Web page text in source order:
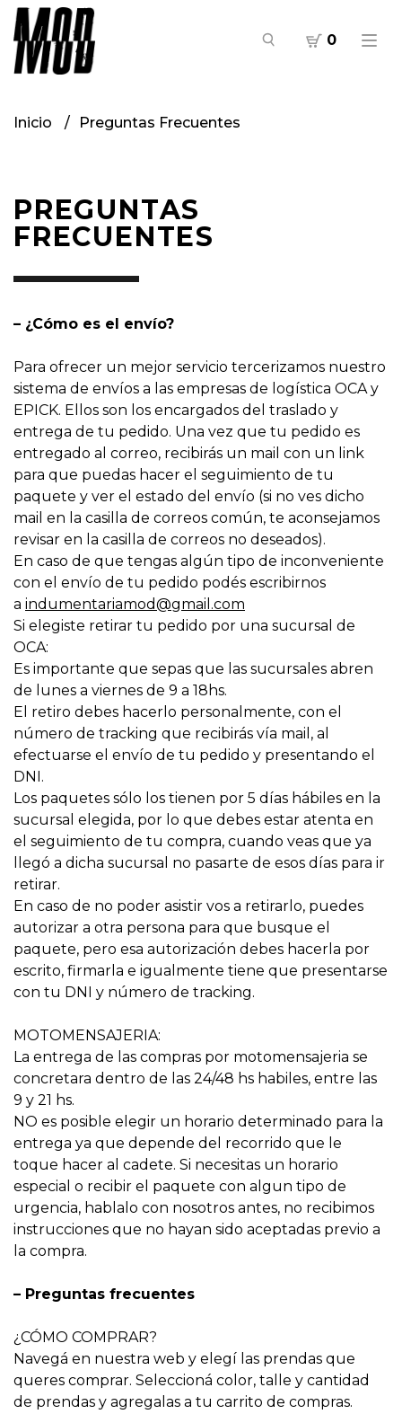
0
Inicio Preguntas Frecuentes
PREGUNTAS
FRECUENTES
– ¿Cómo es el envío?
Para ofrecer un mejor servicio tercerizamos nuestro
sistema de envíos a las empresas de logística OCA y
EPICK. Ellos son los encargados del traslado y
entrega de tu pedido. Una vez que tu pedido es
entregado al correo, recibirás un mail con un link
para que puedas hacer el seguimiento de tu
paquete y ver el estado del envío (si no ves dicho
mail en la casilla de correos común, te aconsejamos
revisar en la casilla de correos no deseados).
En caso de que tengas algún tipo de inconveniente
con el envío de tu pedido podés escribirnos
a indumentariamod@gmail.com
Si elegiste retirar tu pedido por una sucursal de
OCA:
Es importante que sepas que las sucursales abren
de lunes a viernes de 9 a 18hs.
El retiro debes hacerlo personalmente, con el
número de tracking que recibirás vía mail, al
efectuarse el envío de tu pedido y presentando el
DNI.
Los paquetes sólo los tienen por 5 días hábiles en la
sucursal elegida, por lo que debes estar atenta en
el seguimiento de tu compra, cuando veas que ya
llegó a dicha sucursal no pasarte de esos días para ir
retirar.
En caso de no poder asistir vos a retirarlo, puedes
autorizar a otra persona para que busque el
paquete, pero esa autorización debes hacerla por
escrito, firmarla e igualmente tiene que presentarse
con tu DNI y número de tracking.
MOTOMENSAJERIA:
La entrega de las compras por motomensajeria se
concretara dentro de las 24/48 hs habiles, entre las
9 y 21 hs.
NO es posible elegir un horario determinado para la
entrega ya que depende del recorrido que le
toque hacer al cadete. Si necesitas un horario
especial o recibir el paquete con algun tipo de
urgencia, hablalo con nosotros antes, no recibimos
instrucciones que no hayan sido aceptadas previo a
la compra.
– Preguntas frecuentes
¿CÓMO COMPRAR?
Navegá en nuestra web y elegí las prendas que
queres comprar. Seleccioná color, talle y cantidad
de prendas y agregalas a tu carrito de compras.